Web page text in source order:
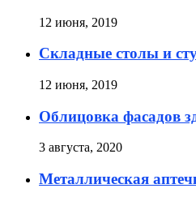
12 июня, 2019
Складные столы и
12 июня, 2019
Облицовка фасадов
3 августа, 2020
Металлическая